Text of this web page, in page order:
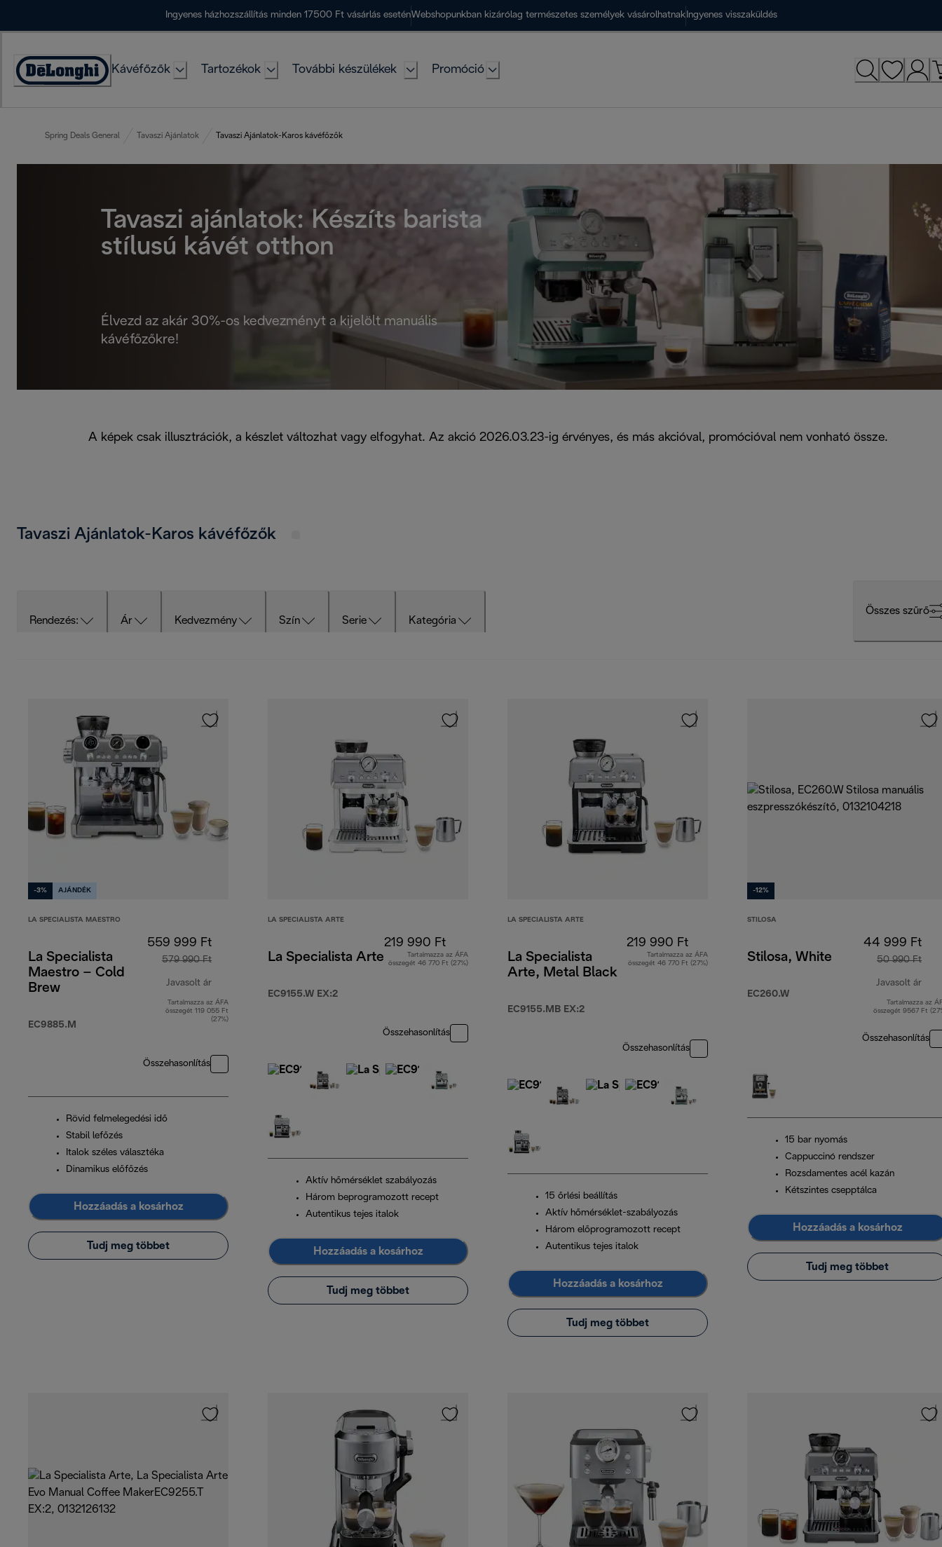
Ingyenes házhozszállítás minden 17500 Ft vásárlás eseténWebshopunkban kizárólag természetes személyek vásárolhatnak Ingyenes visszaküldés
Accessibility
Kávéfőzők Tartozékok További készülékek Promóció
Spring Deals General Tavaszi Ajánlatok Tavaszi Ajánlatok-Karos kávéfőzők
Tavaszi ajánlatok: Készíts barista
stílusú kávét otthon
Élvezd az akár 30%-os kedvezményt a kijelölt manuális
kávéfőzőkre!
A képek csak illusztrációk, a készlet változhat vagy elfogyhat. Az akció 2026.03.23-ig érvényes, és más akcióval, promócióval nem vonható össze.
Tavaszi Ajánlatok-Karos kávéfőzők
Rendezés: Ár Kedvezmény Szín Serie Kategória
Összes szűrő
-3% AJÁNDÉK
LA SPECIALISTA MAESTRO
La Specialista
Maestro – Cold
Brew
EC9885.M
559 999 Ft
579 990 Ft
Javasolt ár
eredeti ár 579 990 Ft
Tartalmazza az ÁFA
összegét 119 055 Ft
(27%)
Összehasonlítás
Rövid felmelegedési idő
Stabil lefőzés
Italok széles választéka
Dinamikus előfőzés
Hozzáadás a kosárhoz
Tudj meg többet
LA SPECIALISTA ARTE
La Specialista Arte
EC9155.W EX:2
219 990 Ft
Tartalmazza az ÁFA
összegét 46 770 Ft (27%)
Összehasonlítás
Aktív hőmérséklet szabályozás
Három beprogramozott recept
Autentikus tejes italok
Hozzáadás a kosárhoz
Tudj meg többet
LA SPECIALISTA ARTE
La Specialista
Arte, Metal Black
EC9155.MB EX:2
219 990 Ft
Tartalmazza az ÁFA
összegét 46 770 Ft (27%)
Összehasonlítás
15 őrlési beállítás
Aktív hőmérséklet-szabályozás
Három előprogramozott recept
Autentikus tejes italok
Hozzáadás a kosárhoz
Tudj meg többet
-12%
STILOSA
Stilosa, White
EC260.W
44 999 Ft
50 990 Ft
Javasolt ár
Tartalmazza az
összegét 9567 Ft
Összehasonlítás
15 bar nyomás
Cappuccinó rendszer
Rozsdamentes acél kazán
Kétszintes csepptálca
Hozzáadás a kosárhoz
Tudj meg többet